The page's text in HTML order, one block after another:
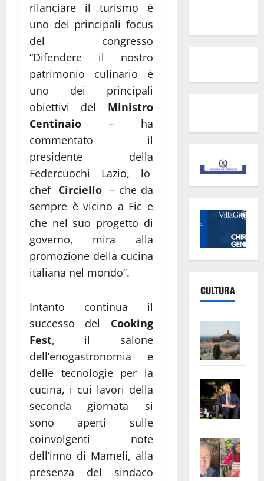
rilanciare il turismo è
uno dei principali focus
del congresso
“Difendere il nostro
patrimonio culinario è
uno dei principali
obiettivi del Ministro
Centinaio – ha
commentato il
presidente della
Federcuochi Lazio, lo
chef Circiello– che da
sempre è vicino a Fic e
che nel suo progetto di
governo, mira alla
promozione della cucina
italiana nel mondo”.
Intanto continua il
successo del Cooking
Fest, il salone
dell’enogastronomia e
delle tecnologie per la
cucina, i cui lavori della
seconda giornata si
sono aperti sulle
coinvolgenti note
dell’inno di Mameli, alla
presenza del sindaco
CULTURA
apre